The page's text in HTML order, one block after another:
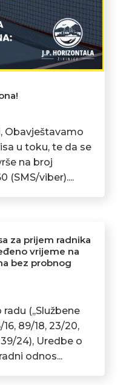
Obavještavamo
u toku, te da se
na broj
(SMS/viber)....
za prijem radnika
vrijeme na
bez probnog
(,,Službene
16, 89/18, 23/20,
39/24), Uredbe o
odnos...